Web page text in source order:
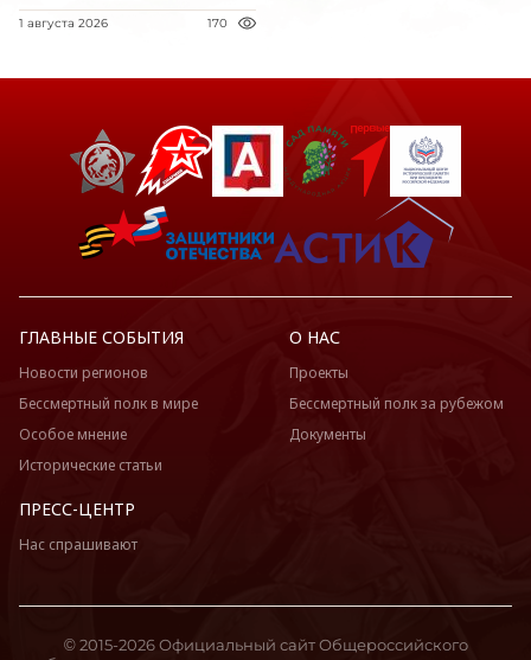
1 августа 2026 170
ГЛАВНЫЕ СОБЫТИЯ
Новости регионов
Бессмертный полк в мире
Особое мнение
Исторические статьи
О НАС
Проекты
Бессмертный полк за рубежом
Документы
ПРЕСС-ЦЕНТР
Нас спрашивают
© 2015-2026 Официальный сайт Общероссийского